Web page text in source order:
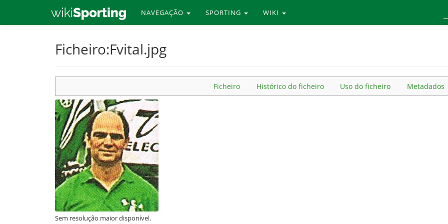
NAVEGAÇÃO SPORTING WIKI
Ficheiro:Fvital.jpg
Ficheiro Histórico do ficheiro Uso do ficheiro Metadados
Sem resolução maior disponível.